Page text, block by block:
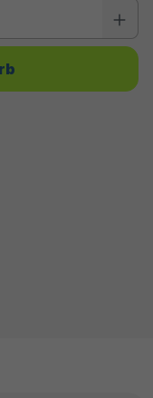
benutze die